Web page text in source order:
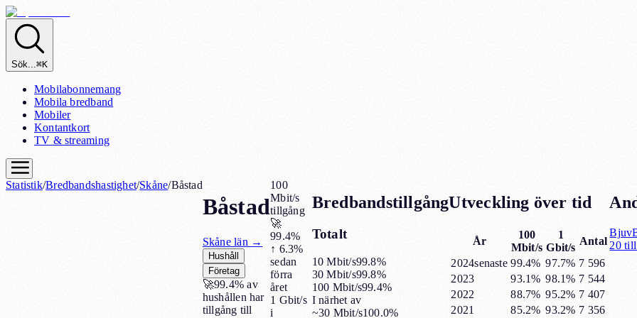
Sök...⌘K
Mobilabonnemang
Mobila bredband
Mobiler
Kontantkort
TV & streaming
Statistik/Bredbandshastighet/Skåne/Båstad
Båstad
Skånelän →
Hushåll
Företag
🚀99.4% av
hushållen har
tillgång till
100
Mbit/s
tillgång
🚀
99.4%
↑ 6.3%
sedan
förra
året
1 Gbit/s
i
Bredbandstillgång
Totalt
10 Mbit/s99.8%
30 Mbit/s99.8%
100 Mbit/s99.4%
I närhet av
~30 Mbit/s100.0%
Utveckling över tid
År
100
Mbit/s
1
Gbit/s
Antal
2024senaste 99.4% 97.7% 7 596
2023
93.1% 98.1% 7 544
2022
88.7% 95.2% 7 407
2021
85.2% 93.2% 7 356
Bjuv
20